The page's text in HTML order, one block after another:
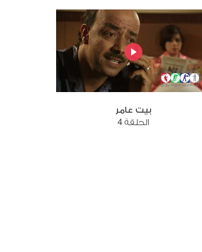
بيت عامر
الحلقة 4